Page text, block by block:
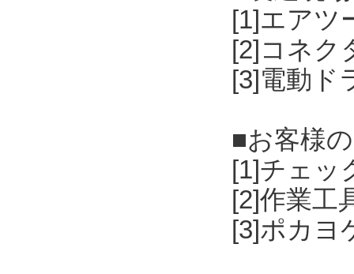
[1]エアツ
[2]コネク
[3]電動ド
■お客様
[1]チェッ
[2]作業工
[3]ポカヨ